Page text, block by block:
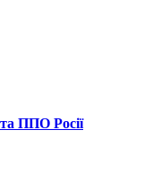
ППО Росії